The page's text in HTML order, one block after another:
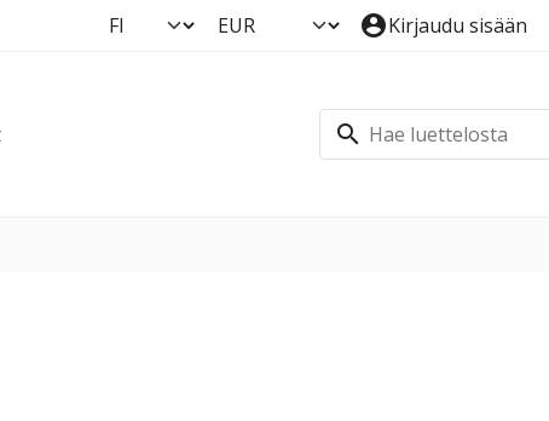
account_circleKirjaudu sisään
search